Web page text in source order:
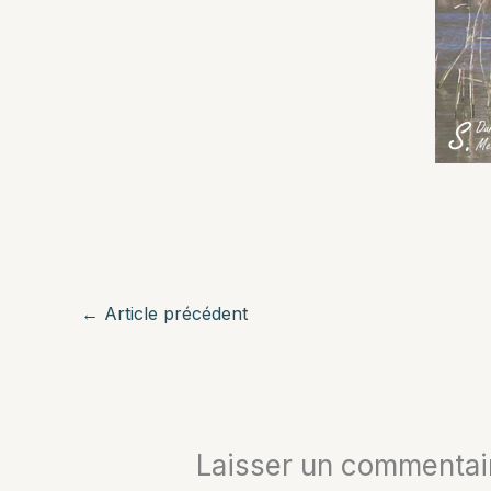
← Article précédent
Laisser un